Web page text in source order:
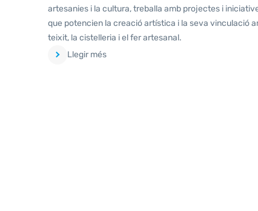
artesanies i la cultura, treballa amb projectes i
que potencien la creació artística i la seva vinculació
teixit, la cistelleria i el fer artesanal.
Llegir més